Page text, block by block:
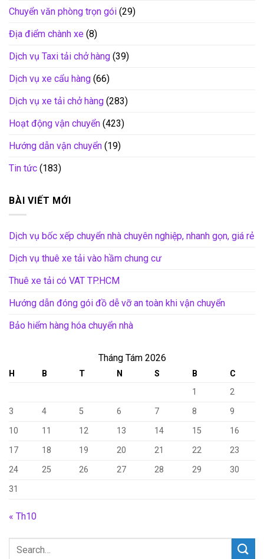
Chuyển văn phòng trọn gói (29)
Địa điểm chành xe (8)
Dịch vụ Taxi tải chở hàng (39)
Dịch vụ xe cẩu hàng (66)
Dịch vụ xe tải chở hàng (283)
Hoạt động vận chuyển (423)
Hướng dẫn vận chuyển (19)
Tin tức (183)
BÀI VIẾT MỚI
Dịch vụ bốc xếp chuyển nhà chuyên nghiệp, nhanh gọn, giá rẻ
Dịch vụ thuê xe tải vào hầm chung cư
Thuê xe tải có VAT TP.HCM
Hướng dẫn đóng gói đồ dễ vỡ an toàn khi vận chuyển
Bảo hiểm hàng hóa chuyển nhà
Tháng Tám 2026
H B T N S B
C
1
2
3
4 5 6 7 8
9
10
11 12 13 14 15
16
17
18 19 20 21 22
23
24
25 26 27 28 29
30
31
« Th10